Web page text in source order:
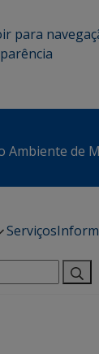
ir para
Ambiente de
Serviços